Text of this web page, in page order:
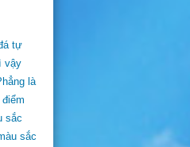
tự
vậy
là
sắc
sắc